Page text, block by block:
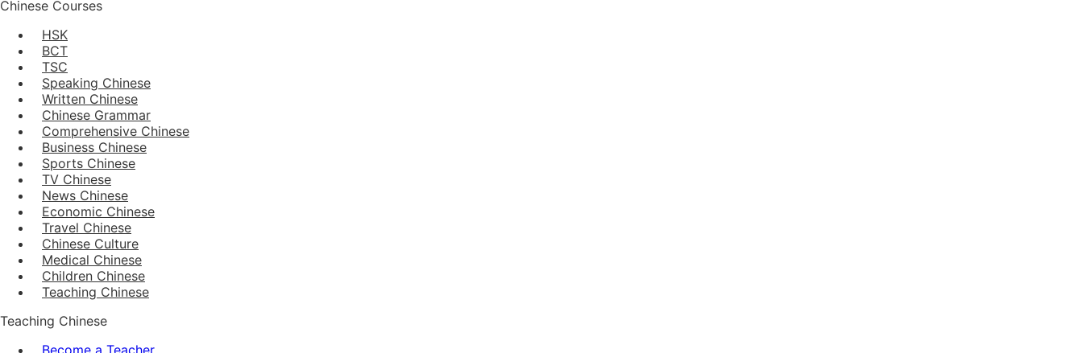
Chinese Courses
HSK
BCT
TSC
Speaking Chinese
Written Chinese
Chinese Grammar
Comprehensive Chinese
Business Chinese
Sports Chinese
TV Chinese
News Chinese
Economic Chinese
Travel Chinese
Chinese Culture
Medical Chinese
Children Chinese
Teaching Chinese
Teaching Chinese
Become a Teacher